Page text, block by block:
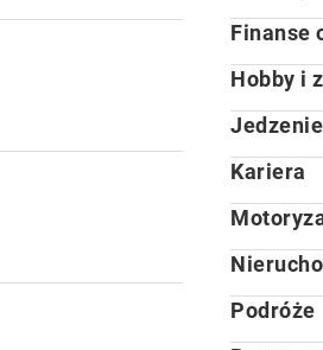
Finanse
Hobby i
Kariera
Podróże